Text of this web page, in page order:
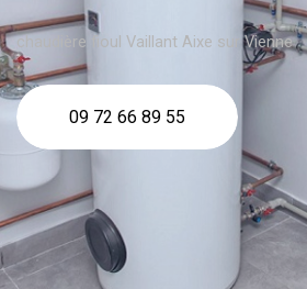
chaudière fioul Vaillant Aixe sur Vienne
09 72 66 89 55